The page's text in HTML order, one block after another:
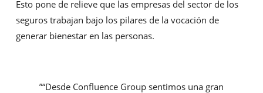
Esto pone de relieve que las empresas del sector de los
seguros trabajan bajo los pilares de la vocación de
generar bienestar en las personas.
”“Desde Confluence Group sentimos una gran